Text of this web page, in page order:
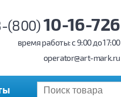
(800)10-16-726
время работы: c 9:00 до 17:00
operator@art-mark.ru